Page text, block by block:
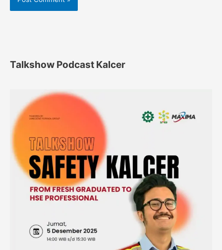
Talkshow Podcast Kalcer